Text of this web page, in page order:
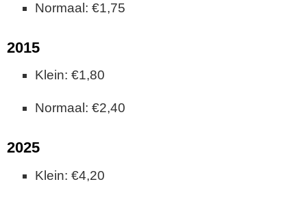
Normaal: €1,75
2015
Klein: €1,80
Normaal: €2,40
2025
Klein: €4,20